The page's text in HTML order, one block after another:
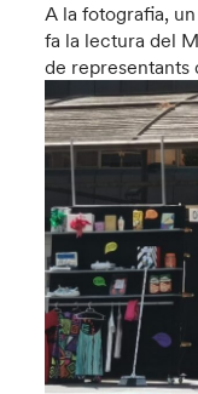
A la fotografia,
fa la lectura del
de representants